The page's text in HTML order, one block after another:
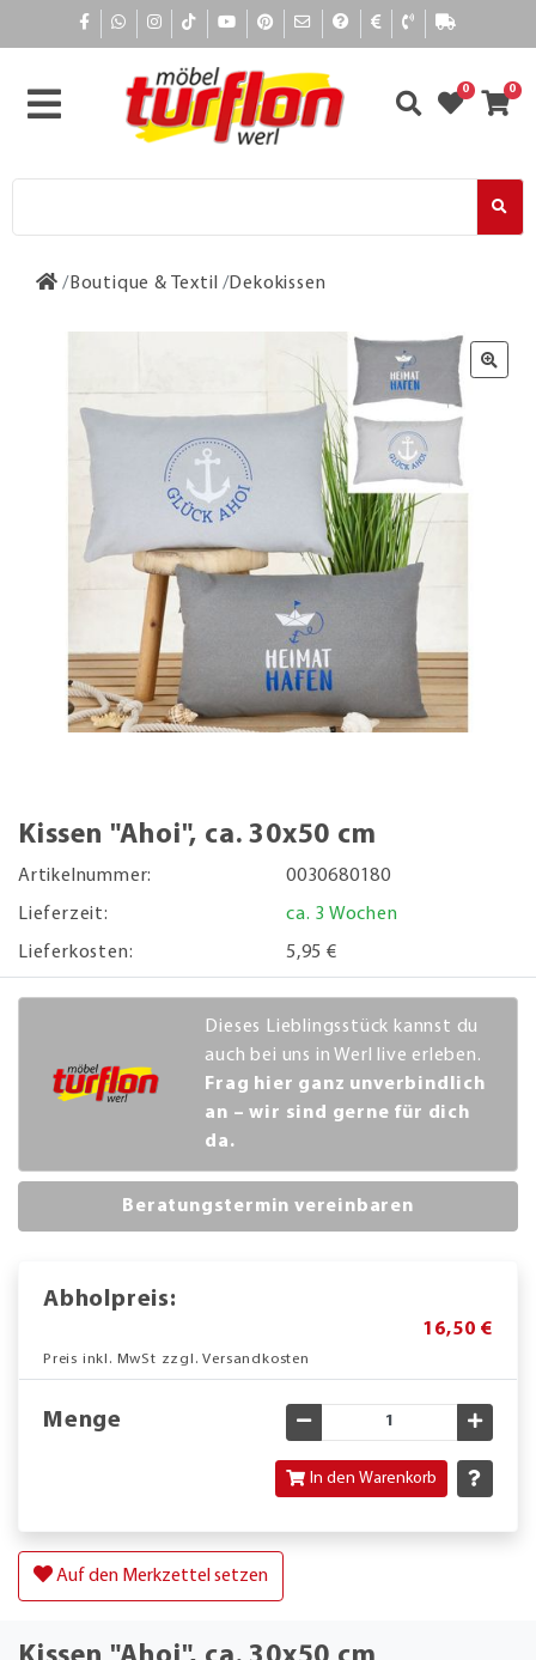
0 0
Boutique & Textil Dekokissen
Kissen "Ahoi", ca. 30x50 cm
Artikelnummer:
0030680180
Lieferzeit:
ca. 3 Wochen
Lieferkosten:
5,95 €
Dieses Lieblingsstück kannst du
auch bei uns in Werl live erleben.
Frag hier ganz unverbindlich
an – wir sind gerne für dich
da.
Beratungstermin vereinbaren
Abholpreis:
16,50 €
Preis inkl. MwSt zzgl. Versandkosten
Menge Gewünschte Menge
In den Warenkorb
Auf den Merkzettel setzen